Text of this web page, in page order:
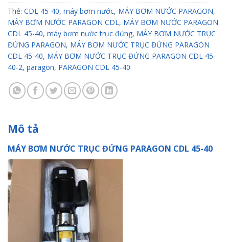
Thẻ: CDL 45-40, máy bơm nước, MÁY BƠM NƯỚC PARAGON,
MÁY BƠM NƯỚC PARAGON CDL, MÁY BƠM NƯỚC PARAGON
CDL 45-40, máy bơm nước trục đứng, MÁY BƠM NƯỚC TRỤC
ĐỨNG PARAGON, MÁY BƠM NƯỚC TRỤC ĐỨNG PARAGON
CDL 45-40, MÁY BƠM NƯỚC TRỤC ĐỨNG PARAGON CDL 45-
40-2, paragon, PARAGON CDL 45-40
Mô tả
MÁY BƠM NƯỚC TRỤC ĐỨNG PARAGON CDL 45-40